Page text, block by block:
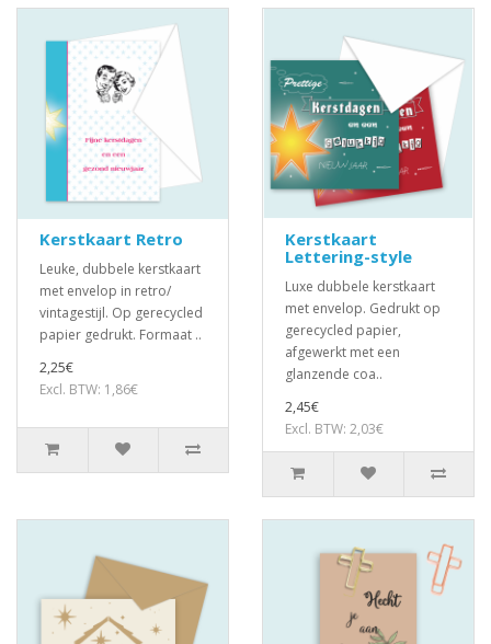
Kerstkaart Retro
Leuke, dubbele kerstkaart
met envelop in retro/
vintagestijl. Op gerecycled
papier gedrukt. Formaat ..
2,25€
Excl. BTW: 1,86€
Kerstkaart
Lettering-style
Luxe dubbele kerstkaart
met envelop. Gedrukt op
gerecycled papier,
afgewerkt met een
glanzende coa..
2,45€
Excl. BTW: 2,03€